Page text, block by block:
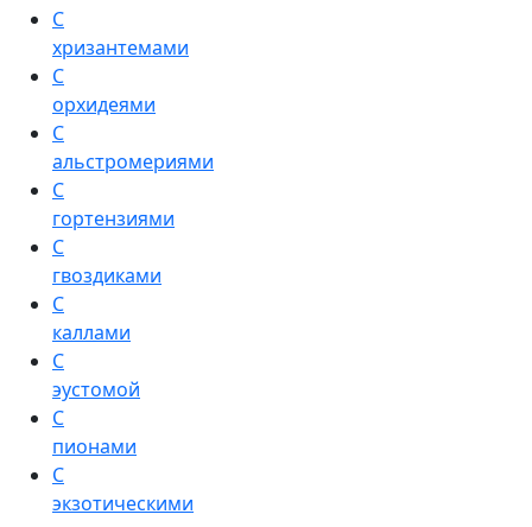
С
хризантемами
С
орхидеями
С
альстромериями
С
гортензиями
С
гвоздиками
С
каллами
С
эустомой
С
пионами
С
экзотическими